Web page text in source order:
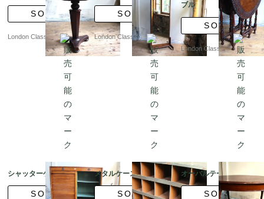
SOLD
London Classics
SOLD
London Classics
ブル
SOLD
London Classics
シャッターケース
SOLD
メタルケース
SOLD
オーバルテーブル
SOLD